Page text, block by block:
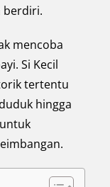
berdiri.
mencoba
Si Kecil
tertentu
hingga